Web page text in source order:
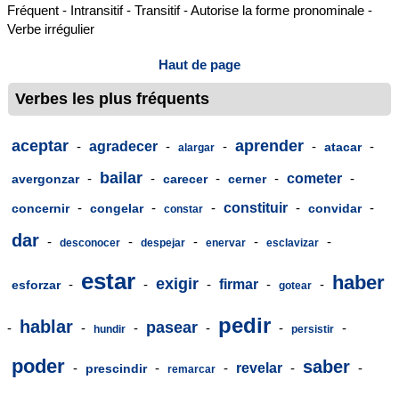
Fréquent - Intransitif - Transitif - Autorise la forme pronominale -
Verbe irrégulier
Haut de page
Verbes les plus fréquents
aceptar - agradecer - alargar - aprender - atacar -
avergonzar - bailar - carecer - cerner - cometer -
concernir - congelar - constar - constituir - convidar -
dar - desconocer - despejar - enervar - esclavizar -
esforzar - estar - exigir - firmar - gotear - haber
- hablar - hundir - pasear - pedir - persistir -
poder - prescindir - remarcar - revelar - saber -